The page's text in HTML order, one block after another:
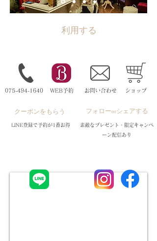
利用する
フォローorシェアする
​クーポンをもらう
075-494-1640 お問い合わせ
WEB予約 ショップ
LINE登録で予約が1番お得
素敵なプレゼント・限定キャンペ
ーン配信あり